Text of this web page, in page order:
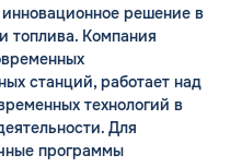
решение в
топлива. Компания
станций, работает над
технологий в
Для
программы